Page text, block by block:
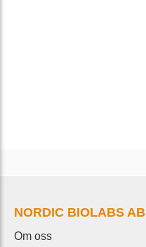
NORDIC BIOLABS AB
Om oss